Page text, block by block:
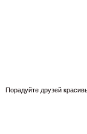
Порадуйте друзей